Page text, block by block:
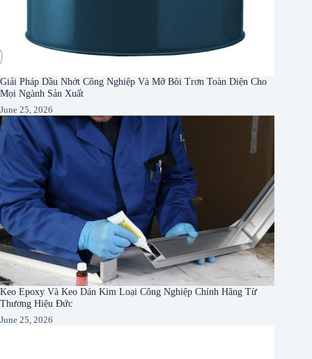
Giải Pháp Dầu Nhớt Công Nghiệp Và Mỡ Bôi Trơn Toàn Diện Cho
Mọi Ngành Sản Xuất
June 25, 2026
Keo Epoxy Và Keo Dán Kim Loại Công Nghiệp Chính Hãng Từ
Thương Hiệu Đức
June 25, 2026